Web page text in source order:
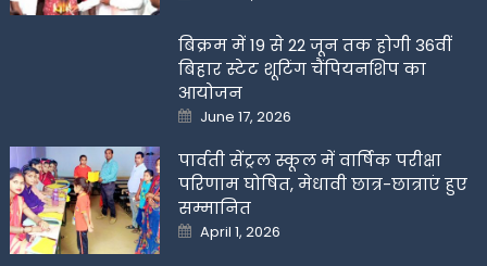
बिक्रम में 19 से 22 जून तक होगी 36वीं
बिहार स्टेट शूटिंग चैंपियनशिप का
आयोजन
Posted
on
June 17, 2026
पार्वती सेंट्रल स्कूल में वार्षिक परीक्षा
परिणाम घोषित, मेधावी छात्र-छात्राएं हुए
सम्मानित
Posted
on
April 1, 2026